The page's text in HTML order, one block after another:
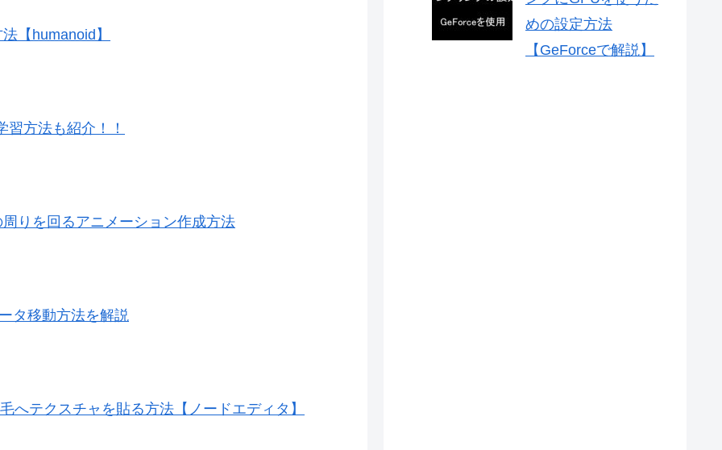
【humanoid】
方法も紹介！！
りを回るアニメーション作成方法
タ移動方法を解説
へテクスチャを貼る方法【ノードエディタ】
めの設定方法
【GeForceで解説】